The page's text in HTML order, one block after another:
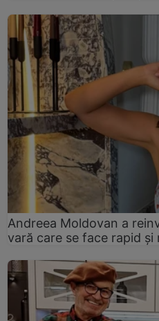
Andreea Moldovan a
vară care se face rapid și